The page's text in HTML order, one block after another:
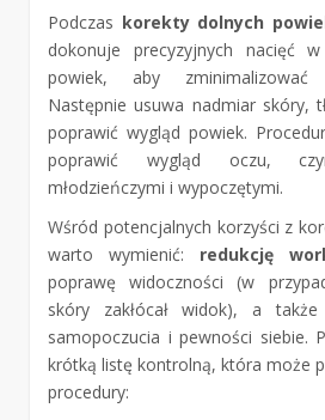
Podczas korekty dolnych
dokonuje precyzyjnych nacięć
powiek, aby zminimalizować
Następnie usuwa nadmiar skóry,
poprawić wygląd powiek.
poprawić wygląd oczu,
młodzieńczymi i wypoczętymi.
Wśród potencjalnych korzyści z
warto wymienić: redukcję
poprawę widoczności (w
skóry zakłócał widok), a
samopoczucia i pewności siebie.
krótką listę kontrolną, która może
procedury: